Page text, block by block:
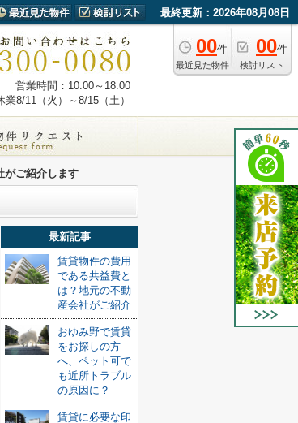
最終更新：2026年08月08日
00件
最近見た物件
00件
検討リスト
営業時間：10:00～18:00
8/11（火）～8/15（土）
がご紹介します
最新記事
賃貸物件の費用
である共益費と
は？地元の不動
産会社がご紹介
おゆみ野で賃貸
をお探しの方
へ、ペット可で
も近所トラブル
の原因に？
賃貸に必要な印